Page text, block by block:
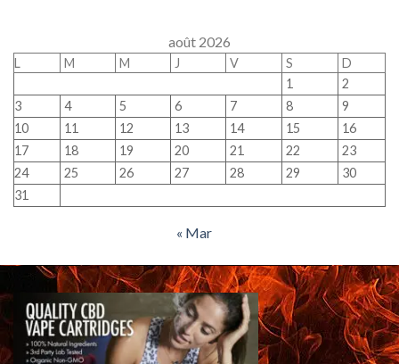
août 2026
L M M J V S
D
1
2
3
4 5 6 7 8
9
10
11 12 13 14 15
16
17
18 19 20 21 22
23
24
25 26 27 28 29
30
31
« Mar